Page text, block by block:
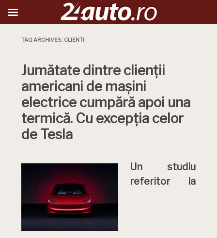
TAG ARCHIVES: CLIENTI
Jumătate dintre clienții
americani de mașini
electrice cumpără apoi una
termică. Cu excepția celor
de Tesla
Un studiu
referitor la